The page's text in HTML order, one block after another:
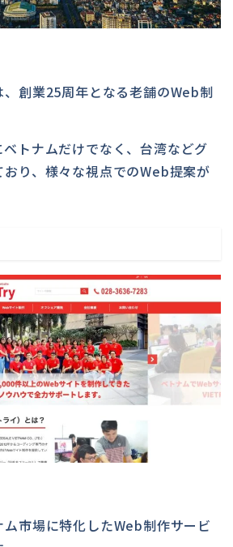
、創業25周年となる老舗のWeb制
トナムだけでなく、台湾などグ
り、様々な視点でのWeb提案が
市場に特化したWeb制作サービ